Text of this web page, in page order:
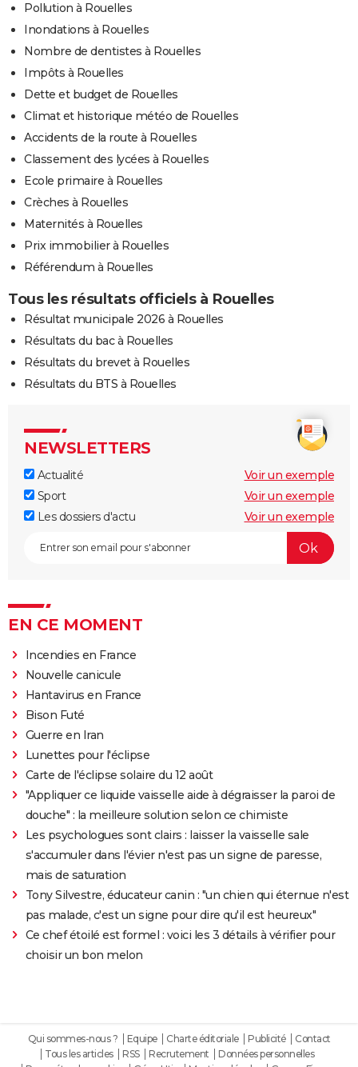
Pollution à Rouelles
Inondations à Rouelles
Nombre de dentistes à Rouelles
Impôts à Rouelles
Dette et budget de Rouelles
Climat et historique météo de Rouelles
Accidents de la route à Rouelles
Classement des lycées à Rouelles
Ecole primaire à Rouelles
Crèches à Rouelles
Maternités à Rouelles
Prix immobilier à Rouelles
Référendum à Rouelles
Tous les résultats officiels à Rouelles
Résultat municipale 2026 à Rouelles
Résultats du bac à Rouelles
Résultats du brevet à Rouelles
Résultats du BTS à Rouelles
NEWSLETTERS
Actualité
Voir un exemple
Sport
Voir un exemple
Les dossiers d'actu
Voir un exemple
EN CE MOMENT
Incendies en France
Nouvelle canicule
Hantavirus en France
Bison Futé
Guerre en Iran
Lunettes pour l'éclipse
Carte de l'éclipse solaire du 12 août
"Appliquer ce liquide vaisselle aide à dégraisser la paroi de
douche" : la meilleure solution selon ce chimiste
Les psychologues sont clairs : laisser la vaisselle sale
s'accumuler dans l'évier n'est pas un signe de paresse,
mais de saturation
Tony Silvestre, éducateur canin : "un chien qui éternue n'est
pas malade, c'est un signe pour dire qu'il est heureux"
Ce chef étoilé est formel : voici les 3 détails à vérifier pour
choisir un bon melon
Qui sommes-nous ? Equipe Charte éditoriale Publicité
Contact
Tous les articles
RSS Recrutement
Données personnelles